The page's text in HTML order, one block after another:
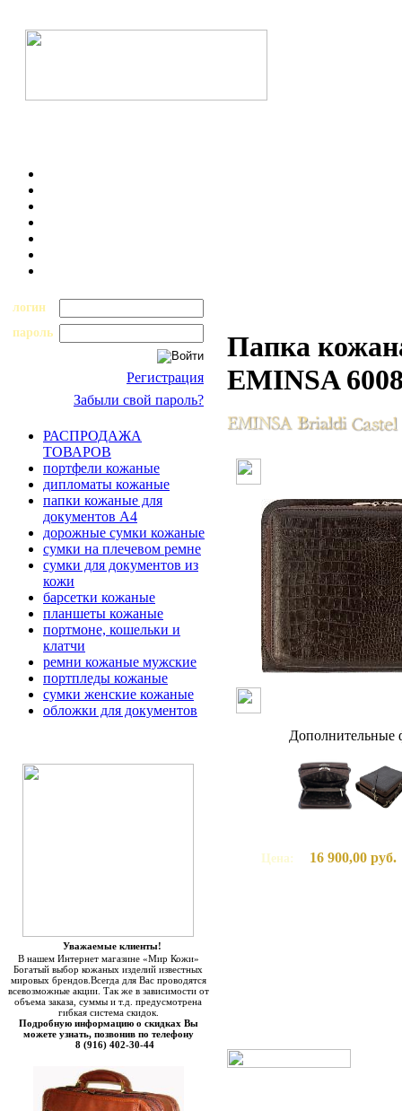
логин
пароль
Регистрация
Забыли свой пароль?
РАСПРОДАЖА
ТОВАРОВ
портфели кожаные
дипломаты кожаные
папки кожаные для
документов А4
дорожные сумки кожаные
сумки на плечевом ремне
сумки для документов из
кожи
барсетки кожаные
планшеты кожаные
портмоне, кошельки и
клатчи
ремни кожаные мужские
портпледы кожаные
сумки женские кожаные
обложки для документов
Уважаемые клиенты!
В нашем Интернет магазине «Мир Кожи»
Богатый выбор кожаных изделий известных
мировых брендов.Всегда для Вас проводятся
всевозможные акции. Так же в зависимости от
объема заказа, суммы и т.д. предусмотрена
гибкая система скидок.
Подробную информацию о скидках Вы
можете узнать, позвонив по телефону
8 (916) 402-30-44
Папка
EMINSA
Дополнительные
Цена: 16 900,00 руб.